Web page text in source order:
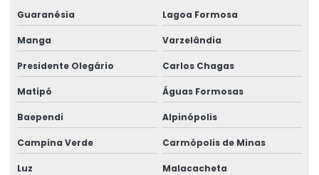
Talha Elétrica Para Indústria Alimentícia
Talha Elétrica Para Indústrias Diversas
Talha Elétrica Para Movimentação De Cargas
Talha elétrica para ponte rolante
Talha Elétrica Resistente A Corrosão Para Indústria
Guaranésia Lagoa Formosa
Manga Varzelândia
Presidente Olegário Carlos Chagas
Matipó Águas Formosas
Baependi Alpinópolis
Campina Verde Carmópolis de Minas
Luz Malacacheta